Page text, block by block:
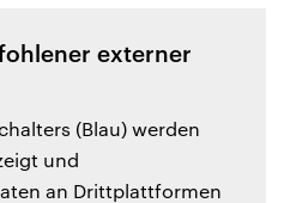
externer
(Blau) werden
und
an Drittplattformen